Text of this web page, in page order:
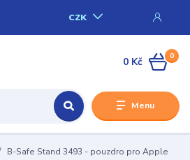
Menu
CZK
0
0 Kč
B-Safe Stand 3493 - pouzdro pro Apple